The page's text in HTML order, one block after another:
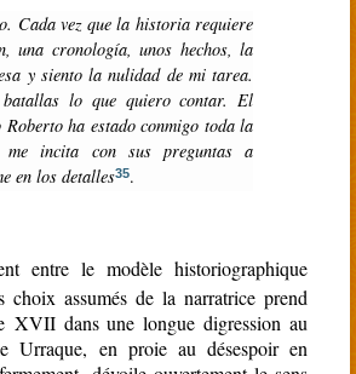
una cronología, unos hechos, la
y siento la nulidad de mi tarea.
lo que quiero contar. El
Roberto ha estado conmigo toda la
incita con sus preguntas a
en los detalles35.
entre le modèle historiographique
choix assumés de la narratrice prend
XVII dans une longue digression au
Urraque, en proie au désespoir en